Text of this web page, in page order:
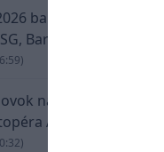
balí kufre! Ferran
Barcelona mu brániť
na Anfielde:
Arauja